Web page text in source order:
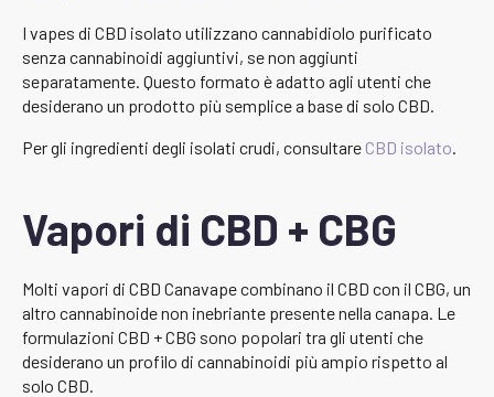
I vapes di CBD isolato utilizzano cannabidiolo purificato
senza cannabinoidi aggiuntivi, se non aggiunti
separatamente. Questo formato è adatto agli utenti che
desiderano un prodotto più semplice a base di solo CBD.
Per gli ingredienti degli isolati crudi, consultare CBD isolato.
Vapori di CBD + CBG
Molti vapori di CBD Canavape combinano il CBD con il CBG, un
altro cannabinoide non inebriante presente nella canapa. Le
formulazioni CBD + CBG sono popolari tra gli utenti che
desiderano un profilo di cannabinoidi più ampio rispetto al
solo CBD.